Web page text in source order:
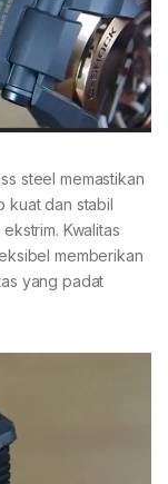
steel memastikan
kuat dan stabil
Kwalitas
memberikan
yang padat